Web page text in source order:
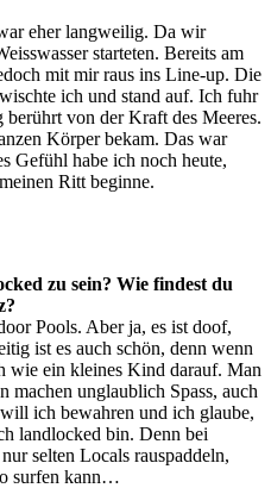
eher langweilig. Da wir
starteten. Bereits am
mit mir raus ins Line-up. Die
ich und stand auf. Ich fuhr
von der Kraft des Meeres.
Körper bekam. Das war
Gefühl habe ich noch heute,
Ritt beginne.
zu sein? Wie findest du
Pools. Aber ja, es ist doof,
ist es auch schön, denn wenn
wie ein kleines Kind darauf. Man
machen unglaublich Spass, auch
ich bewahren und ich glaube,
landlocked bin. Denn bei
selten Locals rauspaddeln,
surfen kann…